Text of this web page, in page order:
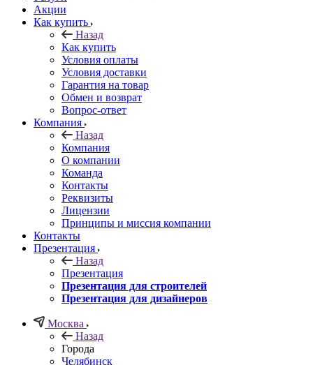
Акции
Как купить
Назад
Как купить
Условия оплаты
Условия доставки
Гарантия на товар
Обмен и возврат
Вопрос-ответ
Компания
Назад
Компания
О компании
Команда
Контакты
Реквизиты
Лицензии
Принципы и миссия компании
Контакты
Презентация
Назад
Презентация
Презентация для строителей
Презентация для дизайнеров
Москва
Назад
Города
Челябинск